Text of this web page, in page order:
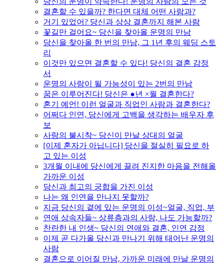
결혼할 수 있을까? 한다면 대체 어떤 사람과?
거기 있었어? 당신과 상상 결혼까지 해본 사람
꽃길만 걸어요~ 당신을 찾아올 운명의 만남
당신을 찾아올 한 번의 만남, 그 1년 후의 웨딩 스토
리
이것만 있으면 결혼할 수 있다! 당신의 결혼 감정
서
운명의 사랑이 될 가능성이 있는 2번의 만남
꿈은 이루어진다! 당신은 ●년 ×월 결혼한다?
혼기 예언! 이런 얼굴과 직업인 사람과 결혼한다?
어쩌다 인연, 당신에게 고백을 생각하는 배우자 후
보
사랑의 불시착~ 당신이 만날 상대의 얼굴
[이제 혼자가 아닙니다] 당신을 절실히 필요로 하
고 있는 이성
3개월 이내에 당신에게 끌려 진지한 마음을 전해올
가까운 이성
당신과 최고의 궁합을 가진 이성
나는 왜 인연을 만나지 못할까?
지금 당신의 곁에 있는 운명의 이성~얼굴, 직업, 부
연애 상속자들~ 상류층과의 사랑, 나도 가능할까?
찬란한 내 인생~ 당신의 연애와 결혼, 인연 감정
이제 곧 다가올 당신과 만나기 위해 태어난 운명의
사람
결혼으로 이어질 만남, 가까운 미래에 만날 운명의